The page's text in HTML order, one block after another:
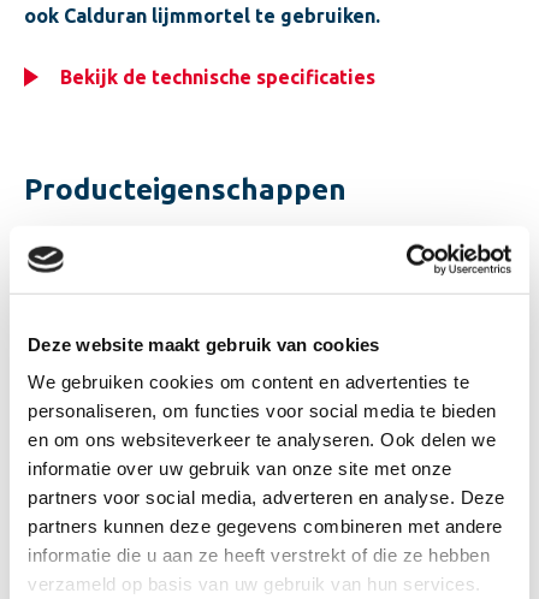
Deze website maakt gebruik van cookies
We gebruiken cookies om content en advertenties te
personaliseren, om functies voor social media te bieden
en om ons websiteverkeer te analyseren. Ook delen we
informatie over uw gebruik van onze site met onze
partners voor social media, adverteren en analyse. Deze
partners kunnen deze gegevens combineren met andere
informatie die u aan ze heeft verstrekt of die ze hebben
verzameld op basis van uw gebruik van hun services.
ook Calduran lijmmortel te gebruiken.
Bekijk de technische specificaties
Producteigenschappen
Lijmmortel heeft een snellere verharding dan
metselmortel, waardoor na 1 dag dezelfde
hechtsterkte wordt verkregen als bij een normale
Korrelgrootte maximaal 1 mm, waardoor
lijmvoegen mogelijk zijn van circa 2 mm dikte.
Gemodificeerd om uitdroging van de lijm tegen te
gaan.
Lichte verwerking.
Chromaatarm volgens TRGS 613.
Verkrijgbaar in een zomermortel en een
wintermortelkwaliteit